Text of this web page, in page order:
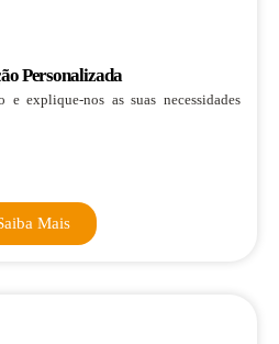
Personalizada
e explique-nos as suas necessidades
Mais